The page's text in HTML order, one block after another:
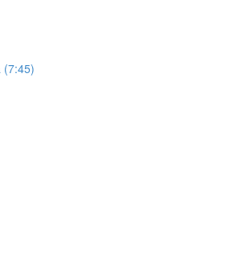
(7:45)